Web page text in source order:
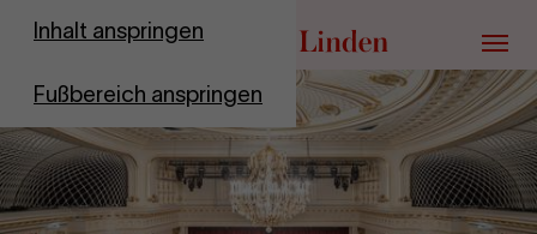
Inhalt anspringen
Fußbereich anspringen
Zur Startseite
Menü